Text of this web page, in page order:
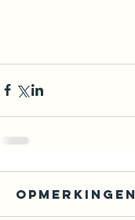
Opmerkingen